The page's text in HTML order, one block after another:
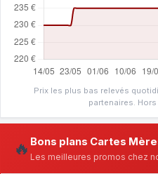
Prix les plus bas relevés
partenaires.
🔥 Bons plans Cartes
Les meilleures promos chez